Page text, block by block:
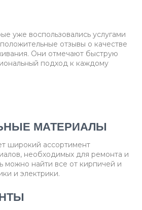
уже воспользовались услугами
отзывы о качестве
Они отмечают быструю
подход к каждому
МАТЕРИАЛЫ
широкий ассортимент
необходимых для ремонта и
можно найти все от кирпичей и
и электрики.